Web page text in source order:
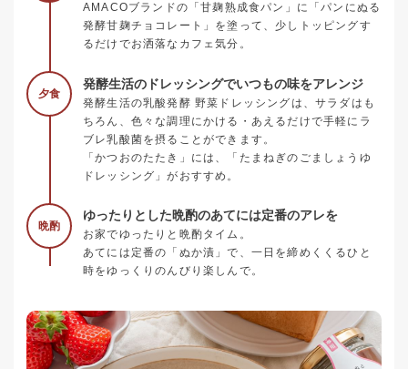
AMACOブランドの「甘麹熟成食パン」に「パンにぬる
発酵甘麹チョコレート」を塗って、少しトッピングす
るだけでお洒落なカフェ気分。
夕食
発酵生活のドレッシングでいつもの味をアレンジ
発酵生活の乳酸発酵 野菜ドレッシングは、サラダはも
ちろん、色々な調理にかける・あえるだけで手軽にラ
ブレ乳酸菌を摂ることができます。
「かつおのたたき」には、「たまねぎのごましょうゆ
ドレッシング」がおすすめ。
晩酌
ゆったりとした晩酌のあてには定番のアレを
お家でゆったりと晩酌タイム。
あてには定番の「ぬか漬」で、一日を締めくくるひと
時をゆっくりのんびり楽しんで。